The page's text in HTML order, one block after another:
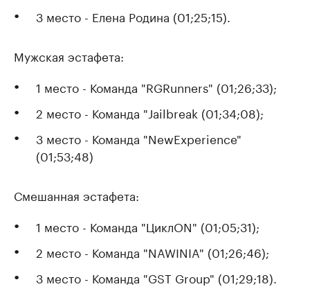
3 место - Елена Родина (01;25;15).
Мужская эстафета:
1 место - Команда "RGRunners" (01;26;33);
2 место - Команда "Jailbreak (01;34;08);
3 место - Команда "NewExperience"
(01;53;48)
Смешанная эстафета:
1 место - Команда "ЦиклON" (01;05;31);
2 место - Команда "NAWINIA" (01;26;46);
3 место - Команда "GST Group" (01;29;18).